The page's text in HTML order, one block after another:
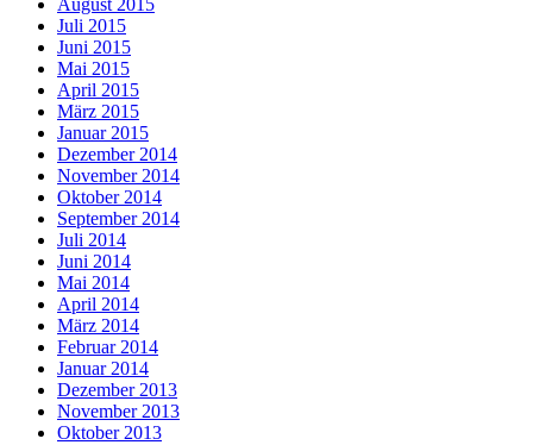
August 2015
Juli 2015
Juni 2015
Mai 2015
April 2015
März 2015
Januar 2015
Dezember 2014
November 2014
Oktober 2014
September 2014
Juli 2014
Juni 2014
Mai 2014
April 2014
März 2014
Februar 2014
Januar 2014
Dezember 2013
November 2013
Oktober 2013